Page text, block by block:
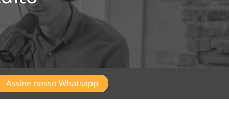
Assine nosso Whatsapp